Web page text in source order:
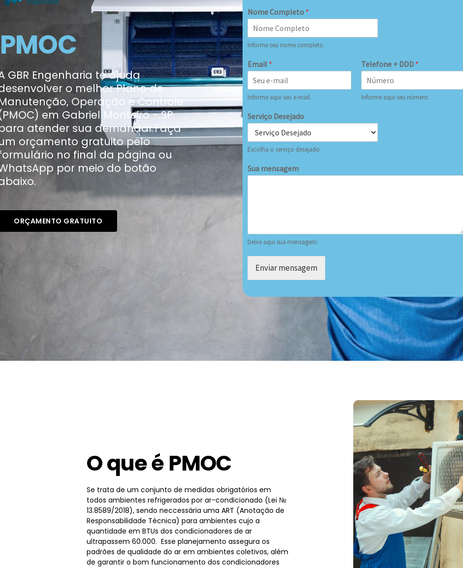
PMOC
GBR Engenharia te ajuda
o melhor Plano de
Operação e Controle
em Gabriel Monteiro - SP.
atender sua demanda! Faça
orçamento gratuito pelo
no final da página ou
por meio do botão
ORÇAMENTO GRATUITO
Nome Completo *
Informe seu nome completo.
Email *
Informe aqui seu e-mail.
Telefone + DDD *
Informe aqui seu número.
Serviço Desejado
Escolha o serviço desejado
Sua mensagem
Deixe aqui sua mensagem.
Enviar mensagem
O que é PMOC
Se trata de um conjunto de medidas obrigatórios em
todos ambientes refrigerados por ar-condicionado (Lei №
13.8589/2018), sendo neccessária uma ART (Anotação de
Responsabilidade Técnica) para ambientes cujo a
quantidade em BTUs dos condicionadores de ar
ultrapassem 60.000. Esse planejamento assegura os
padrões de qualidade do ar em ambientes coletivos, além
de garantir o bom funcionamento dos condicionadores